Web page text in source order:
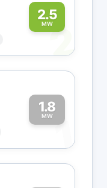
2.5
MW2
1.8
MW1